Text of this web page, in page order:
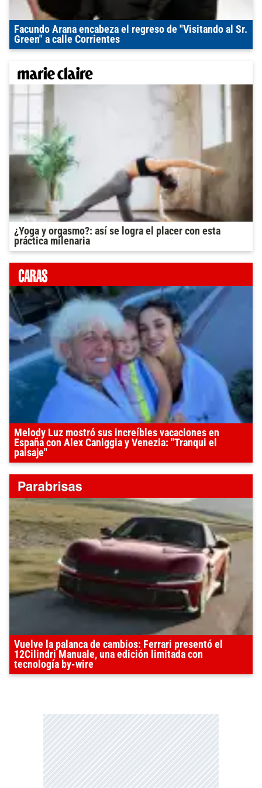
Facundo Arana encabeza el regreso de "Visitando al Sr.
Green" a calle Corrientes
¿Yoga y orgasmo?: así se logra el placer con esta
práctica milenaria
Melody Luz mostró sus increíbles vacaciones en
España con Alex Caniggia y Venezia: "Tranqui el
paisaje"
Vuelve la palanca de cambios: Ferrari presentó el
12Cilindri Manuale, una edición limitada con
tecnología by-wire